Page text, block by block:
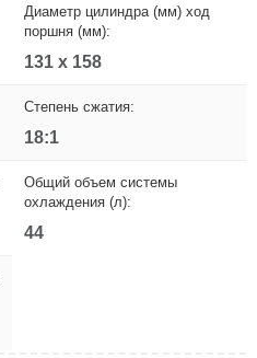
Диаметр цилиндра (мм) ход
поршня (мм):
131 x 158
Степень сжатия:
18:1
Общий объем системы
охлаждения (л):
44